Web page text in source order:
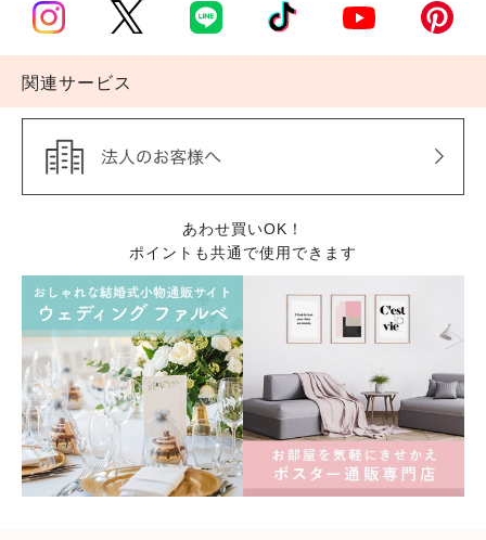
関連サービス
あわせ買いOK！
ポイントも共通で使用できます